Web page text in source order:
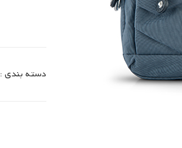
دسته بندی :